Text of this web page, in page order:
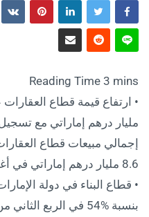
إجمالي مبيعات قطاع
8.6 مليار درهم إماراتي في أغسطس عام 2024
• قطاع البناء في دولة